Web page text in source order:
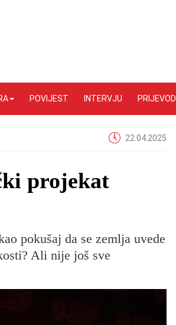
POVIJEST INTERVJU PRIJEVODI
22.04.2025
projekat
pokušaj da se zemlja uvede
Ali nije još sve